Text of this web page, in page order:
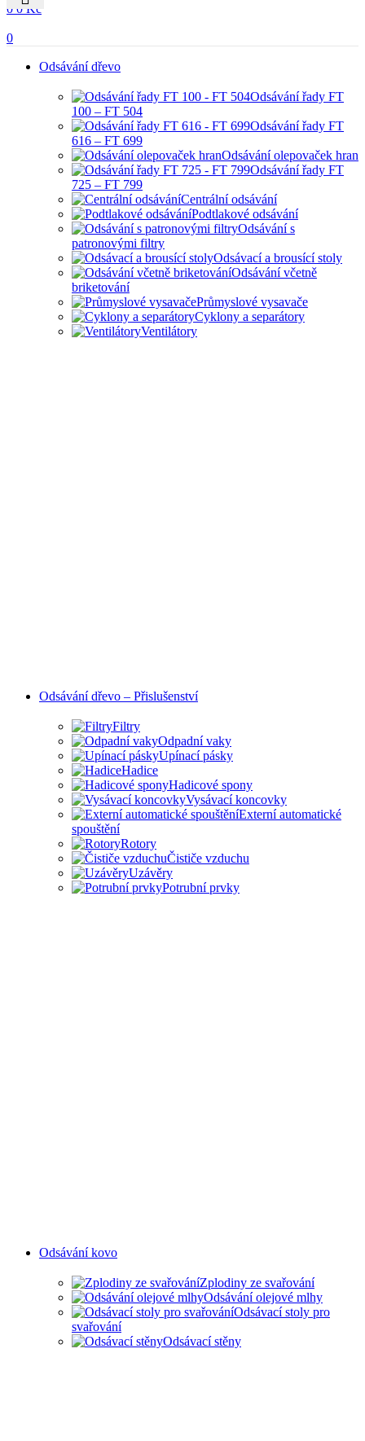
0 0Kč
0
Odsávání dřevo
Odsávání řady FT
100 – FT 504
Odsávání řady FT
616 – FT 699
Odsávání olepovaček hran
Odsávání řady FT
725 – FT 799
Centrální odsávání
Podtlakové odsávání
Odsávání s
patronovými filtry
Odsávací a brousící stoly
Odsávání včetně
briketování
Průmyslové vysavače
Cyklony a separátory
Ventilátory
Odsávání dřevo – Přislušenství
Filtry
Odpadní vaky
Upínací pásky
Hadice
Hadicové spony
Vysávací koncovky
Externí automatické
spouštění
Rotory
Čističe vzduchu
Uzávěry
Potrubní prvky
Odsávání kovo
Zplodiny ze svařování
Odsávání olejové mlhy
Odsávací stoly pro
svařování
Odsávací stěny